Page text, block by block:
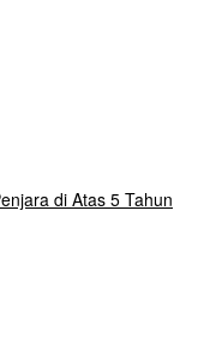
di Atas 5 Tahun